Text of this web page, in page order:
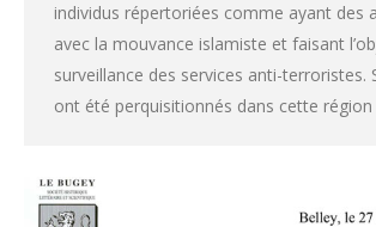
individus répertoriées comme ayant des
avec la mouvance islamiste et faisant
surveillance des services anti-terroristes.
ont été perquisitionnés dans cette